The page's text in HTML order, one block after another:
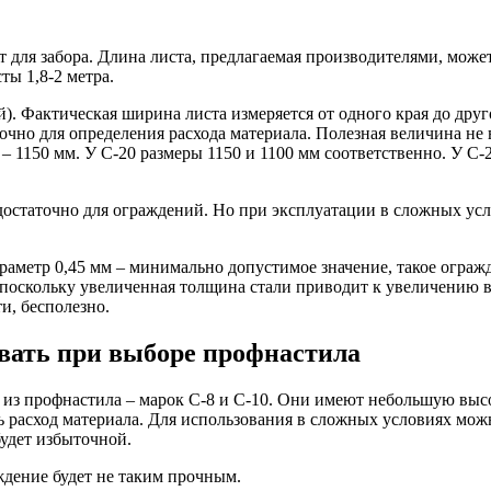
для забора. Длина листа, предлагаемая производителями,
1,8-2 метра.
ширина листа измеряется от одного края до
для определения расхода материала. Полезная величина
мм. У С-20 размеры 1150 и 1100 мм соответственно. У
для ограждений. Но при эксплуатации в сложных
0,45 мм – минимально допустимое значение, такое
увеличенная толщина стали приводит к увеличению
бесполезно.
при выборе профнастила
профнастила – марок С-8 и С-10. Они имеют небольшую
расход материала. Для использования в сложных условиях
избыточной.
будет не таким прочным.